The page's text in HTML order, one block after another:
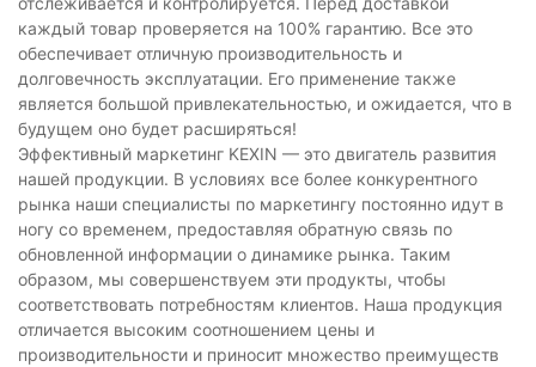
каждый товар проверяется на 100% гарантию. Все это
обеспечивает отличную производительность и
долговечность эксплуатации. Его применение также
является большой привлекательностью, и ожидается, что в
будущем оно будет расширяться!
Эффективный маркетинг KEXIN — это двигатель развития
нашей продукции. В условиях все более конкурентного
рынка наши специалисты по маркетингу постоянно идут в
ногу со временем, предоставляя обратную связь по
обновленной информации о динамике рынка. Таким
образом, мы совершенствуем эти продукты, чтобы
соответствовать потребностям клиентов. Наша продукция
отличается высоким соотношением цены и
производительности и приносит множество преимуществ